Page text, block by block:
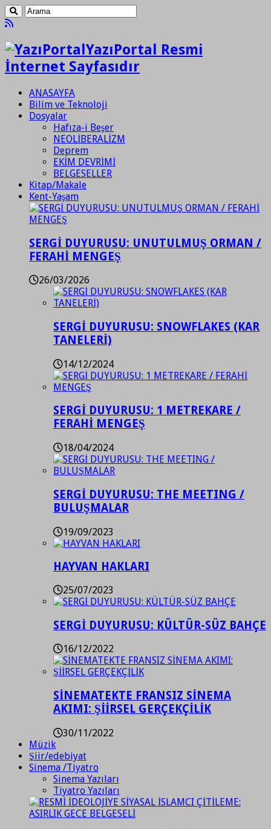
YazıPortal Resmi
İnternet Sayfasıdır
ANASAYFA
Bilim ve Teknoloji
Dosyalar
Hafıza-i Beşer
NEOLİBERALİZM
Deprem
EKİM DEVRİMİ
BELGESELLER
Kitap/Makale
Kent-Yaşam
SERGİ DUYURUSU: UNUTULMUŞ ORMAN /
FERAHİ MENGEŞ
26/03/2026
SERGİ DUYURUSU: SNOWFLAKES (KAR
TANELERİ)
14/12/2024
SERGİ DUYURUSU: 1 METREKARE /
FERAHİ MENGEŞ
18/04/2024
SERGİ DUYURUSU: THE MEETING /
BULUŞMALAR
19/09/2023
HAYVAN HAKLARI
25/07/2023
SERGİ DUYURUSU: KÜLTÜR-SÜZ BAHÇE
16/12/2022
SİNEMATEKTE FRANSIZ SİNEMA
AKIMI: ŞİİRSEL GERÇEKÇİLİK
30/11/2022
Müzik
Şiir/edebiyat
Sinema /Tiyatro
Sinema Yazıları
Tiyatro Yazıları